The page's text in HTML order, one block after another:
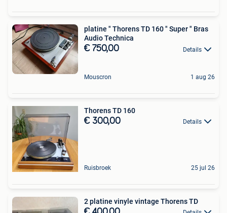
platine " Thorens TD 160 " Super " Bras
Audio Technica
€ 750,00 Details
Mouscron 1 aug 26
Thorens TD 160
€ 300,00 Details
Ruisbroek 25 jul 26
2 platine vinyle vintage Thorens TD